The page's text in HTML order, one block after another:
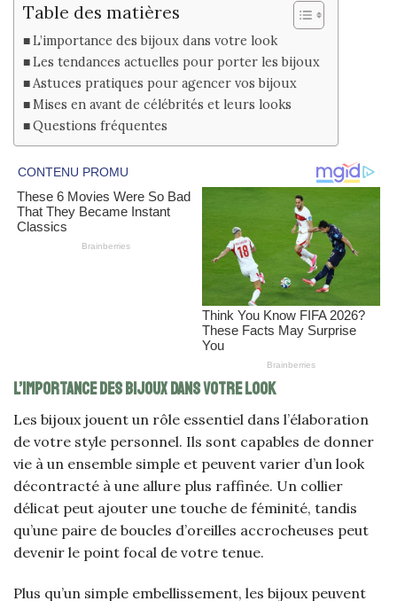
Table des matières
L’importance des bijoux dans votre look
Les tendances actuelles pour porter les bijoux
Astuces pratiques pour agencer vos bijoux
Mises en avant de célébrités et leurs looks
Questions fréquentes
L’importance des bijoux dans votre look
Les bijoux jouent un rôle essentiel dans l’élaboration
de votre style personnel. Ils sont capables de donner
vie à un ensemble simple et peuvent varier d’un look
décontracté à une allure plus raffinée. Un collier
délicat peut ajouter une touche de féminité, tandis
qu’une paire de boucles d’oreilles accrocheuses peut
devenir le point focal de votre tenue.
Plus qu’un simple embellissement, les bijoux peuvent